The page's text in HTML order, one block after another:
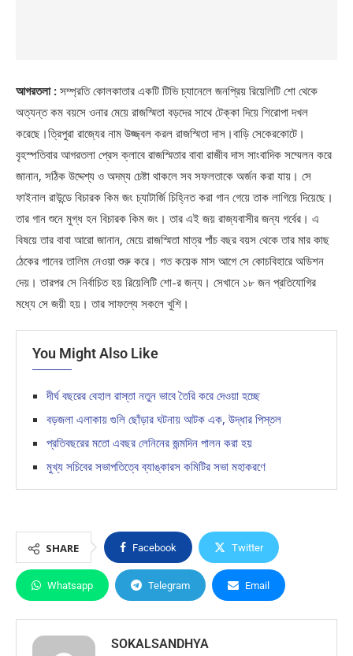
আগরতলা : সম্প্রতি কোলকাতার একটি টিভি চ্যানেলে জনপ্রিয় রিয়েলিটি শো থেকে
অত্যন্ত কম বয়সে ওনার মেয়ে রাজস্মিতা বড়দের সাথে টেক্কা দিয়ে শিরোপা দখল
করেছে।ত্রিপুরা রাজ্যের নাম উজ্জ্বল করল রাজস্মিতা দাস।বাড়ি সেকেরকোটে।
বৃহস্পতিবার আগরতলা প্রেস ক্লাবে রাজস্মিতার বাবা রাজীব দাস সাংবাদিক সম্মেলন করে
জানান, সঠিক উদ্দেশ্য ও অদম্য চেষ্টা থাকলে সব সফলতাকে অর্জন করা যায়। সে
ফাইনাল রাউন্ডে বিচারক কিম জং চ্যাটার্জি চিহ্নিত করা গান গেয়ে তাক লাগিয়ে দিয়েছে।
তার গান শুনে মুগ্ধ হন বিচারক কিম জং। তার এই জয় রাজ্যবাসীর জন্য গর্বের। এ
বিষয়ে তার বাবা আরো জানান, মেয়ে রাজস্মিতা মাত্র পাঁচ বছর বয়স থেকে তার মার কাছ
ঠেকের গানের তালিম নেওয়া শুরু করে। গত কয়েক মাস আগে সে কোচবিহারে অডিশন
দেয়। তারপর সে নির্বাচিত হয় রিয়েলিটি শো-র জন্য। সেখানে ১৮ জন প্রতিযোগির
মধ্যে সে জয়ী হয়। তার সাফল্যে সকলে খুশি।
You Might Also Like
দীর্ঘ বছরের বেহাল রাস্তা নতুন ভাবে তৈরি করে দেওয়া হচ্ছে
বড়জলা এলাকায় গুলি ছোঁড়ার ঘটনায় আটক এক, উদ্ধার পিস্তল
প্রতিবছরের মতো এবছর লেনিনের জন্মদিন পালন করা হয়
মুখ্য সচিবের সভাপতিত্বে ব্যাঙ্কারস কমিটির সভা মহাকরণে
SHARE Facebook Twitter
Whatsapp Telegram Email
SOKALSANDHYA